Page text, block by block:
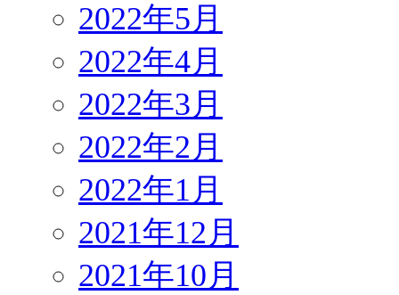
2022年5月
2022年4月
2022年3月
2022年2月
2022年1月
2021年12月
2021年10月